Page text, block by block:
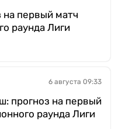
на первый матч
раунда Лиги
6 августа 09:33
прогноз на первый
раунда Лиги